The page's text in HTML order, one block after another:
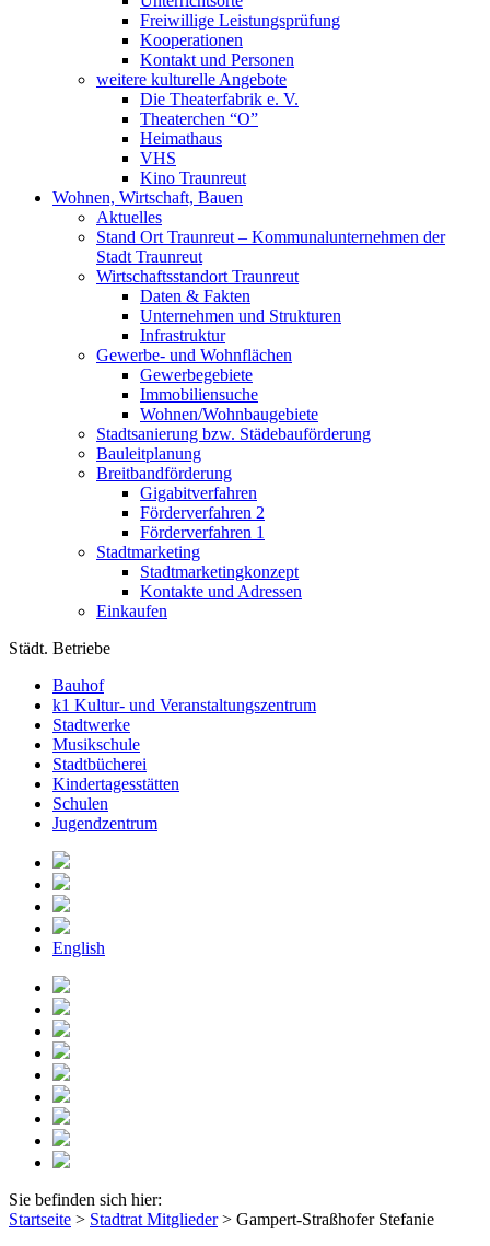
Freiwillige Leistungsprüfung
Kooperationen
Kontakt und Personen
weitere kulturelle Angebote
Die Theaterfabrik e. V.
Theaterchen “O”
Heimathaus
VHS
Kino Traunreut
Wohnen, Wirtschaft, Bauen
Aktuelles
Stand Ort Traunreut – Kommunalunternehmen der
Stadt Traunreut
Wirtschaftsstandort Traunreut
Daten & Fakten
Unternehmen und Strukturen
Infrastruktur
Gewerbe- und Wohnflächen
Gewerbegebiete
Immobiliensuche
Wohnen/Wohnbaugebiete
Stadtsanierung bzw. Städebauförderung
Bauleitplanung
Breitbandförderung
Gigabitverfahren
Förderverfahren 2
Förderverfahren 1
Stadtmarketing
Stadtmarketingkonzept
Kontakte und Adressen
Einkaufen
Städt. Betriebe
Bauhof
k1 Kultur- und Veranstaltungszentrum
Stadtwerke
Musikschule
Stadtbücherei
Kindertagesstätten
Schulen
Jugendzentrum
English
Sie befinden sich hier:
Startseite > Stadtrat Mitglieder> Gampert-Straßhofer Stefanie